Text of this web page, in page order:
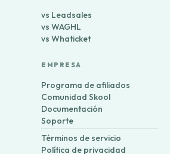
vs Leadsales
vs WAGHL
vs Whaticket
EMPRESA
Programa de afiliados
Comunidad Skool
Documentación
Soporte
Términos de servicio
Política de privacidad